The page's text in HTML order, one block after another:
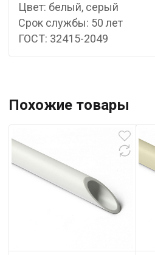
Цвет: белый, серый
Срок службы: 50 лет
ГОСТ: 32415-2049
Похожие товары